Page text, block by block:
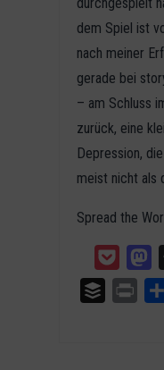
dem Spiel ist
nach meiner
gerade bei
– am Schluss
zurück, eine
Depression,
meist nicht als
Spread the
Pocket
Buffer
Print